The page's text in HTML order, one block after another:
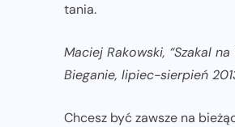
tania.
Maciej Rakowski, “Szakal na
Bieganie, lipiec-sierpień
Chcesz być zawsze na